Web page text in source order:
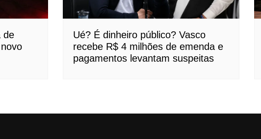
de
Ué? É dinheiro público? Vasco
recebe R$ 4 milhões de emenda e
pagamentos levantam suspeitas